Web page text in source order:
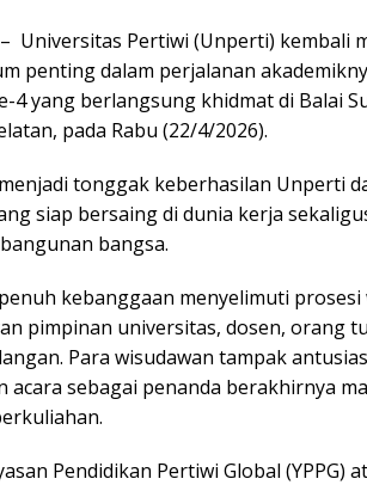
– Universitas Pertiwi (Unperti) kembali
penting dalam perjalanan
4 yang berlangsung khidmat di Balai
pada Rabu (22/4/2026).
tonggak keberhasilan Unperti
siap bersaing di dunia kerja
bangsa.
kebanggaan menyelimuti
pimpinan universitas, dosen, orang
Para wisudawan tampak
acara sebagai penanda berakhirnya
Pendidikan Pertiwi Global (YPPG)